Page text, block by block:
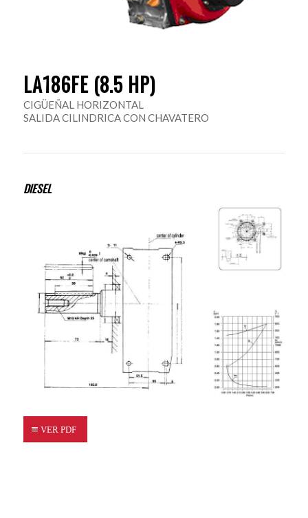
LA186FE (8.5 HP)
CIGÜEÑAL HORIZONTAL
SALIDA CILINDRICA CON CHAVATERO
DIESEL
VER PDF